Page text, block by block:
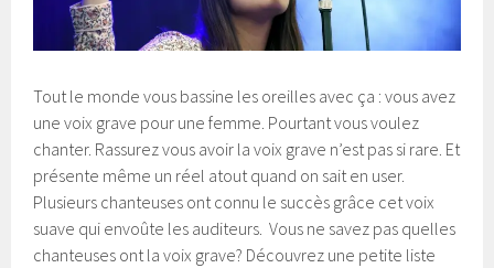
Tout le monde vous bassine les oreilles avec ça : vous avez
une voix grave pour une femme. Pourtant vous voulez
chanter. Rassurez vous avoir la voix grave n’est pas si rare. Et
présente même un réel atout quand on sait en user.
Plusieurs chanteuses ont connu le succès grâce cet voix
suave qui envoûte les auditeurs. Vous ne savez pas quelles
chanteuses ont la voix grave? Découvrez une petite liste